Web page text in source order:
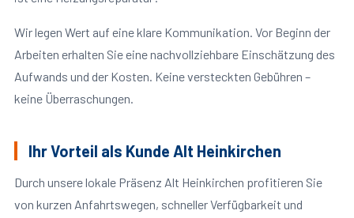
Wir legen Wert auf eine klare Kommunikation. Vor Beginn der
Arbeiten erhalten Sie eine nachvollziehbare Einschätzung des
Aufwands und der Kosten. Keine versteckten Gebühren –
keine Überraschungen.
Ihr Vorteil als Kunde Alt Heinkirchen
Durch unsere lokale Präsenz Alt Heinkirchen profitieren Sie
von kurzen Anfahrtswegen, schneller Verfügbarkeit und